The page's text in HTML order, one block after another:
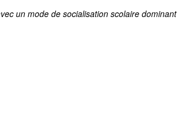
un mode de socialisation scolaire dominant